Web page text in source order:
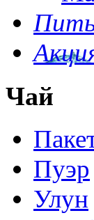
Чай
Пуэр
Улун